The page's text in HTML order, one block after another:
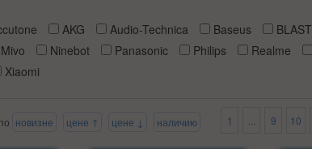
AKG Audio-Technica Baseus BLAST
Mivo Ninebot Panasonic Philips Realme
Xiaomi
1 9 10
новизне цене ↑ цене ↓ наличию